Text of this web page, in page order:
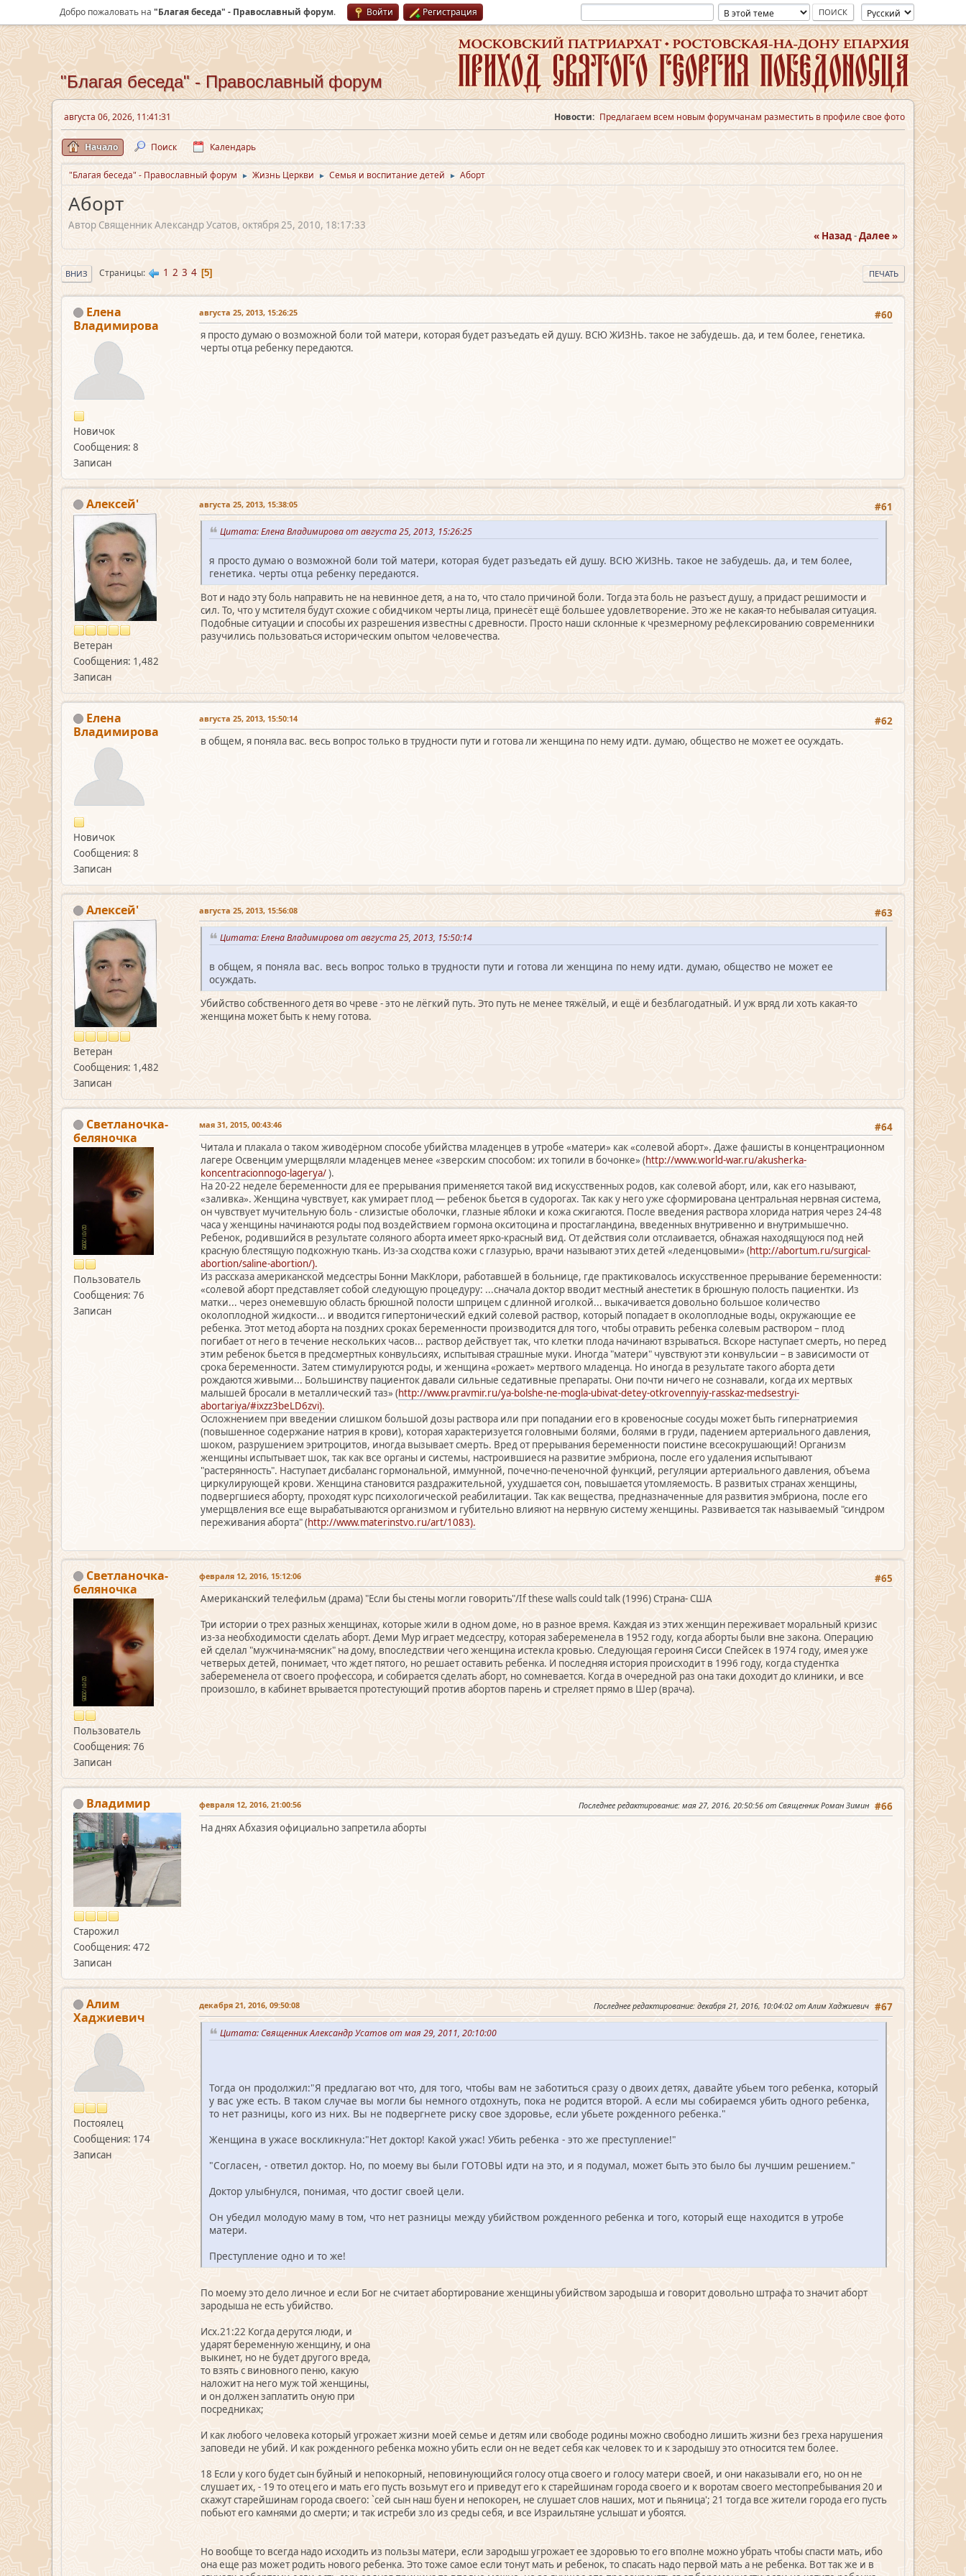
Добро пожаловать на "Благая беседа" - Православный форум. Войти Регистрация
"Благая беседа" - Православный форум
августа 06, 2026, 11:41:31 Новости: Предлагаем всем новым форумчанам разместить в профиле свое фото
Начало Поиск Календарь
"Благая беседа" - Православный форум ► Жизнь Церкви ► Семья и воспитание детей ► Аборт
Аборт
Автор Священник Александр Усатов, октября 25, 2010, 18:17:33
« Назад-Далее »
ПЕЧАТЬ
ВНИЗ Страницы 1 2 3 4 5
Елена
Владимирова
Новичок
Сообщения: 8
Записан
#60
августа 25, 2013, 15:26:25
я просто думаю о возможной боли той матери, которая будет разъедать ей душу. ВСЮ ЖИЗНЬ. такое не забудешь. да, и тем более, генетика.
черты отца ребенку передаются.
Алексей'
Ветеран
Сообщения: 1,482
Записан
#61
августа 25, 2013, 15:38:05
Цитата: Елена Владимирова от августа 25, 2013, 15:26:25
я просто думаю о возможной боли той матери, которая будет разъедать ей душу. ВСЮ ЖИЗНЬ. такое не забудешь. да, и тем более,
генетика. черты отца ребенку передаются.
Вот и надо эту боль направить не на невинное детя, а на то, что стало причиной боли. Тогда эта боль не разъест душу, а придаст решимости и
сил. То, что у мстителя будут схожие с обидчиком черты лица, принесёт ещё большее удовлетворение. Это же не какая-то небывалая ситуация.
Подобные ситуации и способы их разрешения известны с древности. Просто наши склонные к чрезмерному рефлексированию современники
разучились пользоваться историческим опытом человечества.
Елена
Владимирова
Новичок
Сообщения: 8
Записан
#62
августа 25, 2013, 15:50:14
в общем, я поняла вас. весь вопрос только в трудности пути и готова ли женщина по нему идти. думаю, общество не может ее осуждать.
Алексей'
Ветеран
Сообщения: 1,482
Записан
#63
августа 25, 2013, 15:56:08
Цитата: Елена Владимирова от августа 25, 2013, 15:50:14
в общем, я поняла вас. весь вопрос только в трудности пути и готова ли женщина по нему идти. думаю, общество не может ее
осуждать.
Убийство собственного детя во чреве - это не лёгкий путь. Это путь не менее тяжёлый, и ещё и безблагодатный. И уж вряд ли хоть какая-то
женщина может быть к нему готова.
Светланочка-
беляночка
Пользователь
Сообщения: 76
Записан
#64
мая 31, 2015, 00:43:46
Читала и плакала о таком живодёрном способе убийства младенцев в утробе «матери» как «солевой аборт». Даже фашисты в концентрационном
лагере Освенцим умерщвляли младенцев менее «зверским способом: их топили в бочонке» (http://www.world-war.ru/akusherka-
koncentracionnogo-lagerya/).
На 20-22 неделе беременности для ее прерывания применяется такой вид искусственных родов, как солевой аборт, или, как его называют,
«заливка». Женщина чувствует, как умирает плод — ребенок бьется в судорогах. Так как у него уже сформирована центральная нервная система,
он чувствует мучительную боль - слизистые оболочки, глазные яблоки и кожа сжигаются. После введения раствора хлорида натрия через 24-48
часа у женщины начинаются роды под воздействием гормона окситоцина и простагландина, введенных внутривенно и внутримышечно.
Ребенок, родившийся в результате соляного аборта имеет ярко-красный вид. От действия соли отслаивается, обнажая находящуюся под ней
красную блестящую подкожную ткань. Из-за сходства кожи с глазурью, врачи называют этих детей «леденцовыми» (http://abortum.ru/surgical-
abortion/saline-abortion/).
Из рассказа американской медсестры Бонни МакКлори, работавшей в больнице, где практиковалось искусственное прерывание беременности:
«солевой аборт представляет собой следующую процедуру: ...сначала доктор вводит местный анестетик в брюшную полость пациентки. Из
матки... через онемевшую область брюшной полости шприцем с длинной иголкой... выкачивается довольно большое количество
околоплодной жидкости... и вводится гипертонический едкий солевой раствор, который попадает в околоплодные воды, окружающие ее
ребенка. Этот метод аборта на поздних сроках беременности производится для того, чтобы отравить ребенка солевым раствором – плод
погибает от него в течение нескольких часов... раствор действует так, что клетки плода начинают взрываться. Вскоре наступает смерть, но перед
этим ребенок бьется в предсмертных конвульсиях, испытывая страшные муки. Иногда "матери" чувствуют эти конвульсии – в зависимости от
срока беременности. Затем стимулируются роды, и женщина «рожает» мертвого младенца. Но иногда в результате такого аборта дети
рождаются живыми... Большинству пациенток давали сильные седативные препараты. Они почти ничего не сознавали, когда их мертвых
малышей бросали в металлический таз» (http://www.pravmir.ru/ya-bolshe-ne-mogla-ubivat-detey-otkrovennyiy-rasskaz-medsestryi-
abortariya/#ixzz3beLD6zvi).
Осложнением при введении слишком большой дозы раствора или при попадании его в кровеносные сосуды может быть гипернатриемия
(повышенное содержание натрия в крови), которая характеризуется головными болями, болями в груди, падением артериального давления,
шоком, разрушением эритроцитов, иногда вызывает смерть. Вред от прерывания беременности поистине всесокрушающий! Организм
женщины испытывает шок, так как все органы и системы, настроившиеся на развитие эмбриона, после его удаления испытывают
"растерянность". Наступает дисбаланс гормональной, иммунной, почечно-печеночной функций, регуляции артериального давления, объема
циркулирующей крови. Женщина становится раздражительной, ухудшается сон, повышается утомляемость. В развитых странах женщины,
подвергшиеся аборту, проходят курс психологической реабилитации. Так как вещества, предназначенные для развития эмбриона, после его
умерщвления все еще вырабатываются организмом и губительно влияют на нервную систему женщины. Развивается так называемый "синдром
переживания аборта" (http://www.materinstvo.ru/art/1083).
Светланочка-
беляночка
Пользователь
Сообщения: 76
Записан
#65
февраля 12, 2016, 15:12:06
Американский телефильм (драма) "Если бы стены могли говорить"/If these walls could talk (1996) Страна- США
Три истории о трех разных женщинах, которые жили в одном доме, но в разное время. Каждая из этих женщин переживает моральный кризис
из-за необходимости сделать аборт. Деми Мур играет медсестру, которая забеременела в 1952 году, когда аборты были вне закона. Операцию
ей сделал "мужчина-мясник" на дому, впоследствии чего женщина истекла кровью. Следующая героиня Сисси Спейсек в 1974 году, имея уже
четверых детей, понимает, что ждет пятого, но решает оставить ребенка. И последняя история происходит в 1996 году, когда студентка
забеременела от своего профессора, и собирается сделать аборт, но сомневается. Когда в очередной раз она таки доходит до клиники, и все
произошло, в кабинет врывается протестующий против абортов парень и стреляет прямо в Шер (врача).
Владимир
Старожил
Сообщения: 472
Записан
#66
февраля 12, 2016, 21:00:56 Последнее редактирование: мая 27, 2016, 20:50:56 от Священник Роман Зимин
На днях Абхазия официально запретила аборты
Алим
Хаджиевич
Постоялец
Сообщения: 174
Записан
#67
декабря 21, 2016, 09:50:08 Последнее редактирование: декабря 21, 2016, 10:04:02 от Алим Хаджиевич
Цитата: Священник Александр Усатов от мая 29, 2011, 20:10:00
Тогда он продолжил:"Я предлагаю вот что, для того, чтобы вам не заботиться сразу о двоих детях, давайте убьем того ребенка, который
у вас уже есть. В таком случае вы могли бы немного отдохнуть, пока не родится второй. А если мы собираемся убить одного ребенка,
то нет разницы, кого из них. Вы не подвергнете риску свое здоровье, если убьете рожденного ребенка."
Женщина в ужасе воскликнула:"Нет доктор! Какой ужас! Убить ребенка - это же преступление!"
"Согласен, - ответил доктор. Но, по моему вы были ГОТОВЫ идти на это, и я подумал, может быть это было бы лучшим решением."
Доктор улыбнулся, понимая, что достиг своей цели.
Он убедил молодую маму в том, что нет разницы между убийством рожденного ребенка и того, который еще находится в утробе
матери.
Преступление одно и то же!
По моему это дело личное и если Бог не считает абортирование женщины убийством зародыша и говорит довольно штрафа то значит аборт
зародыша не есть убийство.
Исх.21:22 Когда дерутся люди, и
ударят беременную женщину, и она
выкинет, но не будет другого вреда,
то взять с виновного пеню, какую
наложит на него муж той женщины,
и он должен заплатить оную при
посредниках;
И как любого человека который угрожает жизни моей семье и детям или свободе родины можно свободно лишить жизни без греха нарушения
заповеди не убий. И как рожденного ребенка можно убить если он не ведет себя как человек то и к зародышу это относится тем более.
18 Если у кого будет сын буйный и непокорный, неповинующийся голосу отца своего и голосу матери своей, и они наказывали его, но он не
слушает их, - 19 то отец его и мать его пусть возьмут его и приведут его к старейшинам города своего и к воротам своего местопребывания 20 и
скажут старейшинам города своего: `сей сын наш буен и непокорен, не слушает слов наших, мот и пьяница'; 21 тогда все жители города его пусть
побьют его камнями до смерти; и так истреби зло из среды себя, и все Израильтяне услышат и убоятся.
Но вообще то всегда надо исходить из пользы матери, если зародыш угрожает ее здоровью то его вполне можно убрать чтобы спасти мать, ибо
она еще раз может родить нового ребенка. Это тоже самое если тонут мать и ребенок, то спасать надо первой мать а не ребенка. Вот так же и в